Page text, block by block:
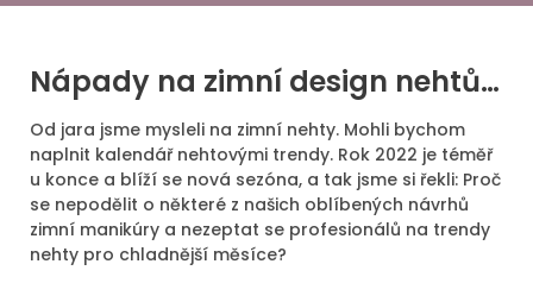
Nápady na zimní design nehtů…
Od jara jsme mysleli na zimní nehty. Mohli bychom
naplnit kalendář nehtovými trendy. Rok 2022 je téměř
u konce a blíží se nová sezóna, a tak jsme si řekli: Proč
se nepodělit o některé z našich oblíbených návrhů
zimní manikúry a nezeptat se profesionálů na trendy
nehty pro chladnější měsíce?